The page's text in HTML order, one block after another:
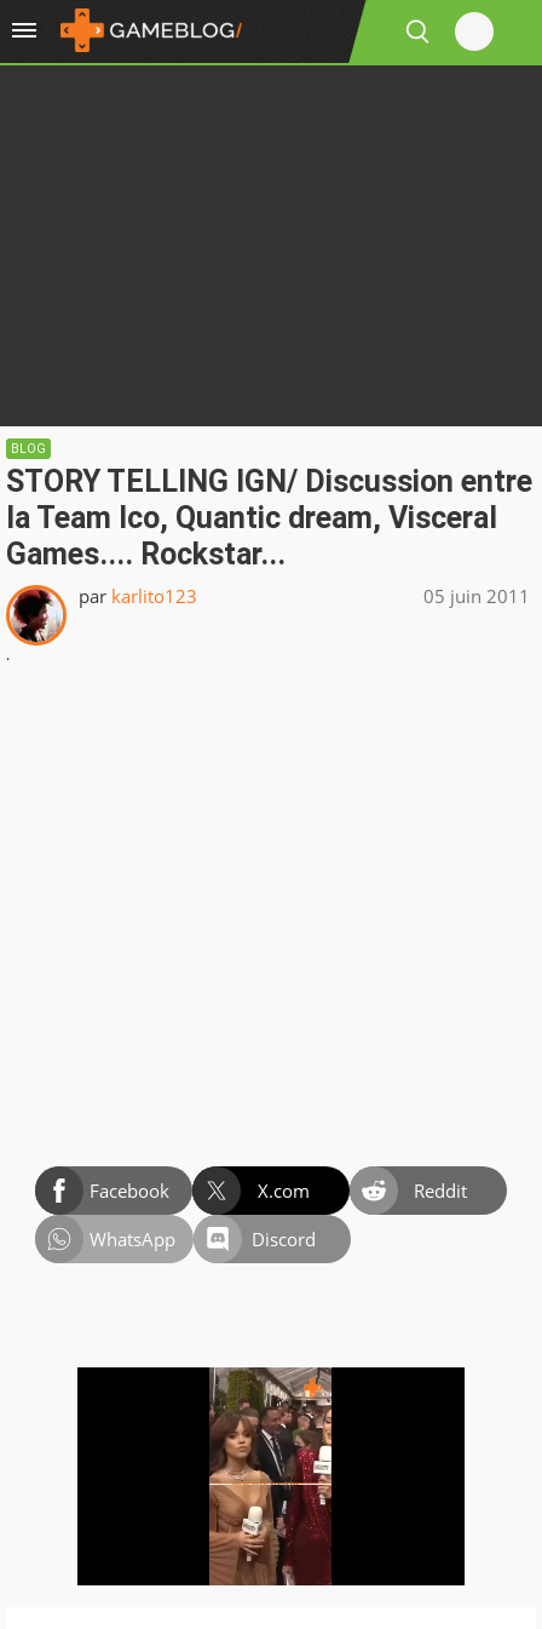
BLOG
STORY TELLING IGN/ Discussion entre
la Team Ico, Quantic dream, Visceral
Games.... Rockstar...
par karlito123 05 juin 2011
.
Facebook X.com
Reddit
WhatsApp
Discord